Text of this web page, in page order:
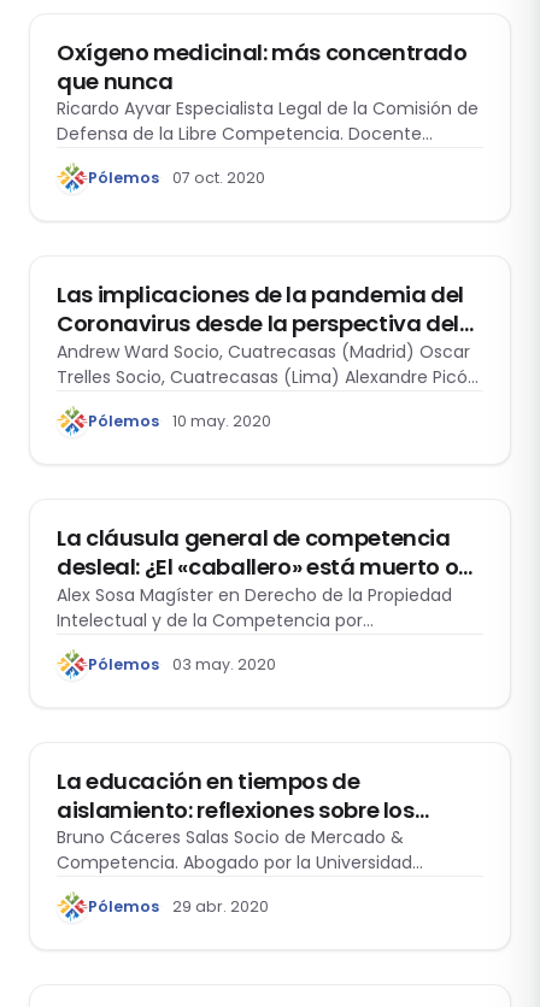
Oxígeno medicinal: más concentrado
que nunca
Ricardo Ayvar Especialista Legal de la Comisión de
Defensa de la Libre Competencia. Docente…
Pólemos 07 oct. 2020
Las implicaciones de la pandemia del
Coronavirus desde la perspectiva del
Derecho de la competencia
Andrew Ward Socio, Cuatrecasas (Madrid) Oscar
Trelles Socio, Cuatrecasas (Lima) Alexandre Picón
Abogado, Cuatrecasas…
Pólemos 10 may. 2020
La cláusula general de competencia
desleal: ¿El «caballero» está muerto o
anda de parranda?
Alex Sosa Magíster en Derecho de la Propiedad
Intelectual y de la Competencia por…
Pólemos 03 may. 2020
La educación en tiempos de
aislamiento: reflexiones sobre los
servicios educativos a distancia
Bruno Cáceres Salas Socio de Mercado &
Competencia. Abogado por la Universidad
Católica San…
Pólemos 29 abr. 2020